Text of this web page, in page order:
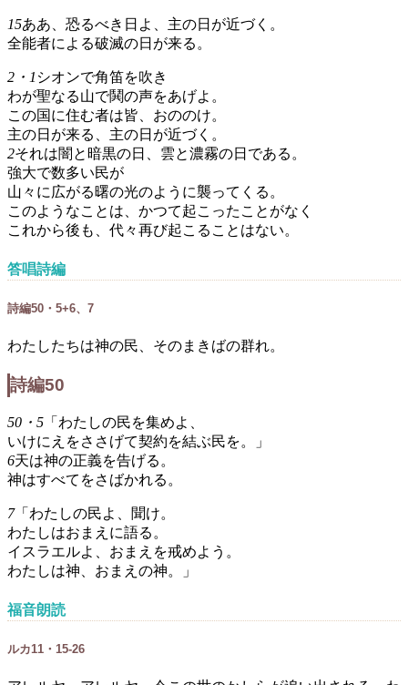
15ああ、恐るべき日よ、主の日が近づく。
全能者による破滅の日が来る。
2・1 シオンで角笛を吹き
わが聖なる山で鬨の声をあげよ。
この国に住む者は皆、おののけ。
主の日が来る、主の日が近づく。
2それは闇と暗黒の日、雲と濃霧の日である。
強大で数多い民が
山々に広がる曙の光のように襲ってくる。
このようなことは、かつて起こったことがなく
これから後も、代々再び起こることはない。
答唱詩編
詩編50・5+6、7
わたしたちは神の民、そのまきばの群れ。
詩編50
50・5 「わたしの民を集めよ、
いけにえをささげて契約を結ぶ民を。」
6天は神の正義を告げる。
神はすべてをさばかれる。
7「わたしの民よ、聞け。
わたしはおまえに語る。
イスラエルよ、おまえを戒めよう。
わたしは神、おまえの神。」
福音朗読
ルカ11・15-26